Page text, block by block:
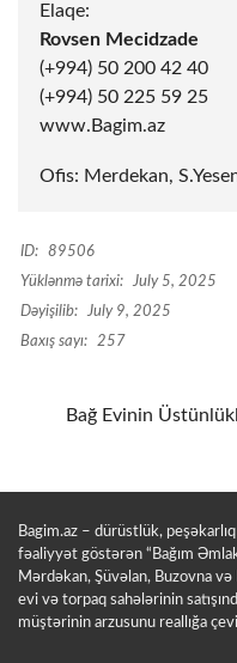
Elaqe:
Rovsen Mecidzade
(+994) 50 200 42 40
(+994) 50 225 59 25
www.Bagim.az
Ofis: Merdekan,
ID:
89506
Yüklənmə tarixi:
July 5, 2025
Dəyişilib:
July 9, 2025
Baxış sayı:
257
Bağ Evinin
Bagim.az – dürüstlük,
fəaliyyət göstərən “Bağım
Mərdəkan, Şüvəlan, Buzovna
evi və torpaq sahələrinin
müştərinin arzusunu reallığa